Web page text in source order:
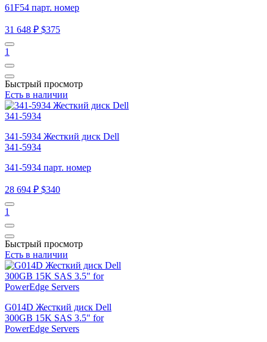
61F54 парт. номер
31 648 ₽ $375
1
Быстрый просмотр
Есть в наличии
341-5934 Жесткий диск Dell
341-5934
341-5934 парт. номер
28 694 ₽ $340
1
Быстрый просмотр
Есть в наличии
G014D Жесткий диск Dell
300GB 15K SAS 3.5" for
PowerEdge Servers